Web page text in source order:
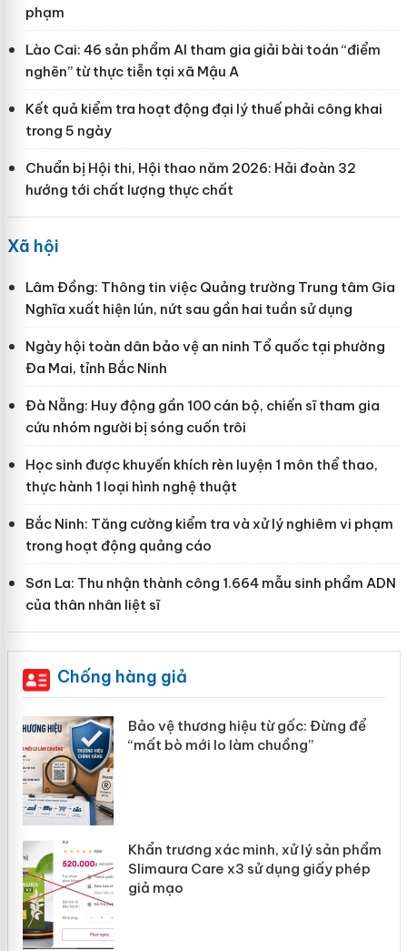
phạm
Lào Cai: 46 sản phẩm AI tham gia giải bài toán “điểm
nghẽn” từ thực tiễn tại xã Mậu A
Kết quả kiểm tra hoạt động đại lý thuế phải công khai
trong 5 ngày
Chuẩn bị Hội thi, Hội thao năm 2026: Hải đoàn 32
hướng tới chất lượng thực chất
Xã hội
Lâm Đồng: Thông tin việc Quảng trường Trung tâm Gia
Nghĩa xuất hiện lún, nứt sau gần hai tuần sử dụng
Ngày hội toàn dân bảo vệ an ninh Tổ quốc tại phường
Đa Mai, tỉnh Bắc Ninh
Đà Nẵng: Huy động gần 100 cán bộ, chiến sĩ tham gia
cứu nhóm người bị sóng cuốn trôi
Học sinh được khuyến khích rèn luyện 1 môn thể thao,
thực hành 1 loại hình nghệ thuật
Bắc Ninh: Tăng cường kiểm tra và xử lý nghiêm vi phạm
trong hoạt động quảng cáo
Sơn La: Thu nhận thành công 1.664 mẫu sinh phẩm ADN
của thân nhân liệt sĩ
Chống hàng giả
Hưng Yên: Xử lý 6 hộ kinh doanh bán hàng
giả mạo nhãn hiệu Adidas, Nike
Cà Mau: Tiêu hủy công khai hàng ngàn sản
phẩm nhập lậu, bảo vệ môi trường kinh
doanh
Công an Thanh Hóa tìm bị hại trong vụ án
sản xuất, buôn bán yến sào giả